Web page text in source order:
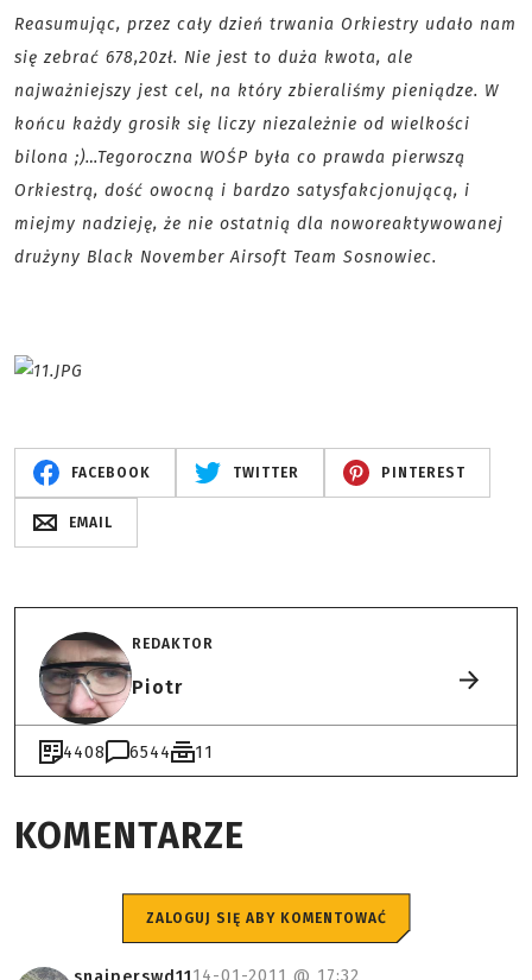
Reasumując, przez cały dzień trwania Orkiestry udało nam
się zebrać 678,20zł. Nie jest to duża kwota, ale
najważniejszy jest cel, na który zbieraliśmy pieniądze. W
końcu każdy grosik się liczy niezależnie od wielkości
bilona ;)…Tegoroczna WOŚP była co prawda pierwszą
Orkiestrą, dość owocną i bardzo satysfakcjonującą, i
miejmy nadzieję, że nie ostatnią dla noworeaktywowanej
drużyny Black November Airsoft Team Sosnowiec.
FACEBOOK TWITTER PINTEREST
EMAIL
REDAKTOR
Piotr
4408 6544 11
KOMENTARZE
ZALOGUJ SIĘ ABY KOMENTOWAĆ